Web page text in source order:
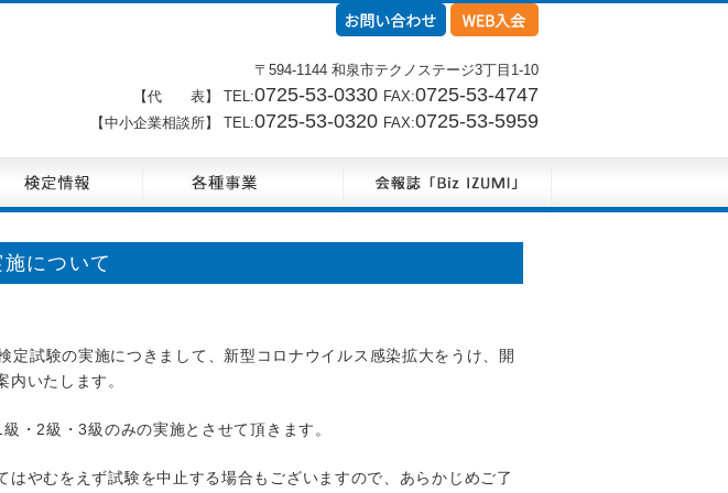
〒594-1144 和泉市テクノステージ3丁目1-10
【代 表】 TEL:0725-53-0330 FAX:0725-53-4747
【中小企業相談所】 TEL:0725-53-0320 FAX:0725-53-5959
について
試験の実施につきまして、新型コロナウイルス感染拡大をうけ、開
いたします。
・2級・3級のみの実施とさせて頂きます。
はやむをえず試験を中止する場合もございますので、あらかじめご了